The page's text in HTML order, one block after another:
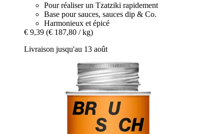
Pour réaliser un Tzatziki rapidement
Base pour sauces, sauces dip & Co.
Harmonieux et épicé
€ 9,39 (€ 187,80 / kg)
Livraison jusqu'au 13 août